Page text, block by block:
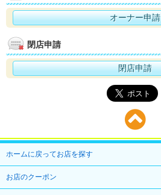
オーナー申請
閉店申請
閉店申請
ホームに戻ってお店を探す
お店のクーポン